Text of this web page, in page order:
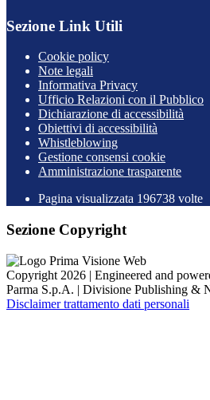
Sezione Link Utili
Cookie policy
Note legali
Informativa Privacy
Ufficio Relazioni con il Pubblico
Dichiarazione di accessibilità
Obiettivi di accessibilità
Whistleblowing
Gestione consensi cookie
Amministrazione trasparente
Pagina visualizzata 196738 volte
Sezione Copyright
Copyright 2026 | Engineered and
Parma S.p.A. | Divisione Publishing &
Disclaimer trattamento dati personali